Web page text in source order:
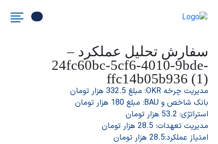
سفارش تحلیل عملکرد –
24fc60bc-5cf6-4010-9bde-
ffc14b05b936 (1)
مدیریت چرخه OKR: مبلغ 332.5 هزار تومان
بانک شاخص و BAU: مبلغ 180 هزار تومان
استراتژی: 53.2 هزار تومان
مدیریت تعهدات: 28.5 هزار تومان
امتیاز عملکرد:28.5 هزار تومان